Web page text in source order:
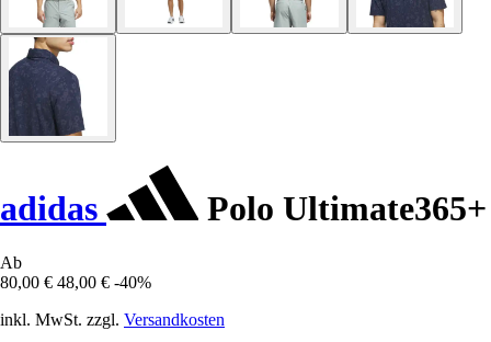
adidas Polo Ultimate365+
Ab
80,00 € 48,00 € -40%
inkl. MwSt. zzgl. Versandkosten